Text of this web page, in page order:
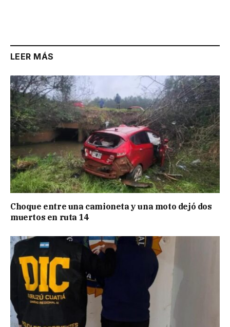
LEER MÁS
Choque entre una camioneta y una moto dejó dos
muertos en ruta 14